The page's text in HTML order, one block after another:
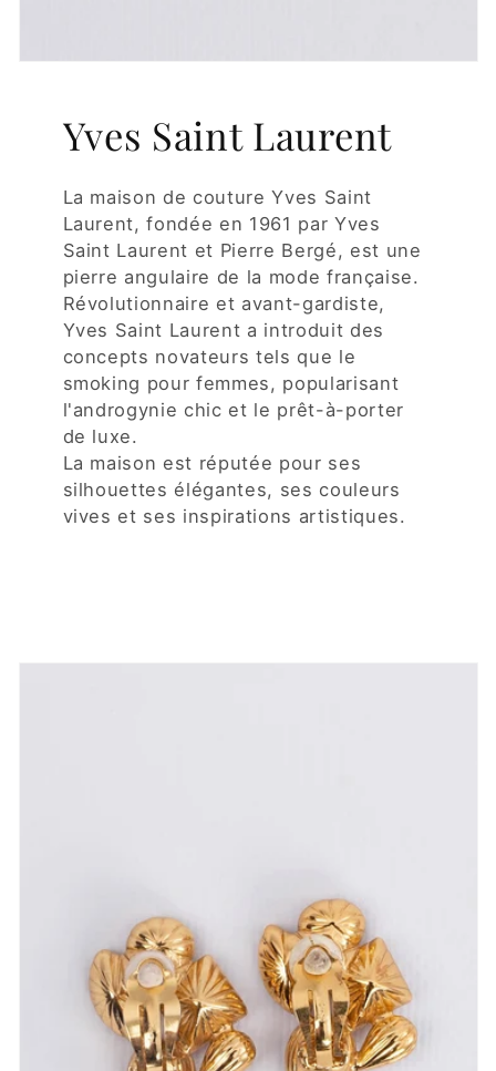
Yves Saint Laurent
La maison de couture Yves Saint
Laurent, fondée en 1961 par Yves
Saint Laurent et Pierre Bergé, est une
pierre angulaire de la mode française.
Révolutionnaire et avant-gardiste,
Yves Saint Laurent a introduit des
concepts novateurs tels que le
smoking pour femmes, popularisant
l'androgynie chic et le prêt-à-porter
de luxe.
La maison est réputée pour ses
silhouettes élégantes, ses couleurs
vives et ses inspirations artistiques.